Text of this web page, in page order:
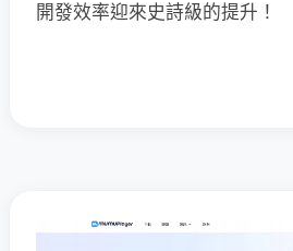
開發效率迎來史詩級的提升！